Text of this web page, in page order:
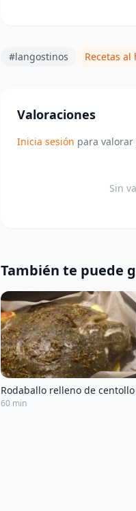
#langostinos Recetas al
Valoraciones
Inicia sesión para valorar
Sin
También te puede
Rodaballo relleno de centollo
60 min